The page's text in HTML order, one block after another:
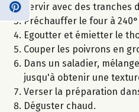
Servir avec des tranches
Préchauffer le four à
Egoutter et émietter le
Couper les poivrons en
Dans un saladier,
jusqu'à obtenir une
Verser la préparation
Déguster chaud.